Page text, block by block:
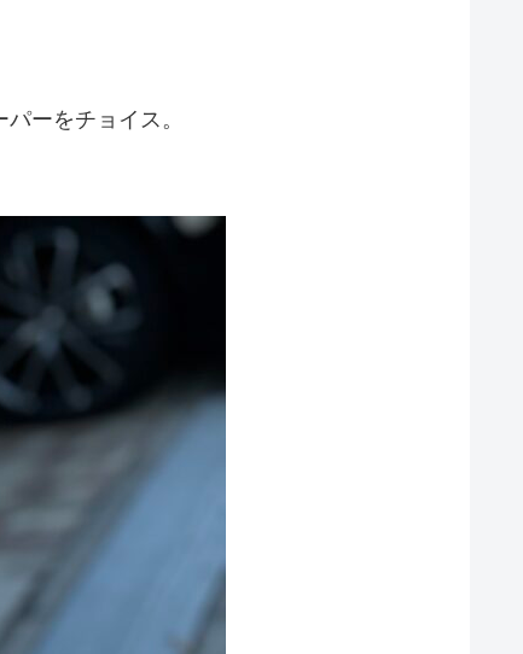
ーをチョイス。